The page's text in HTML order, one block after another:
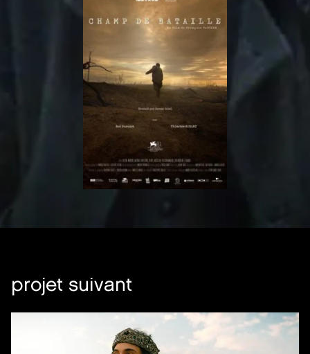
projet suivant